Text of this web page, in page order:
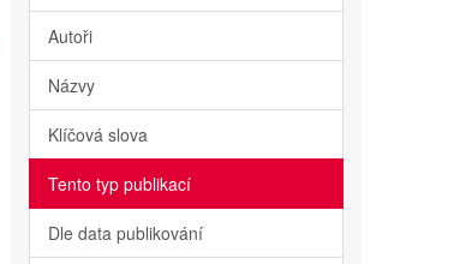
Autoři
Názvy
Klíčová slova
Tento typ publikací
Dle data publikování